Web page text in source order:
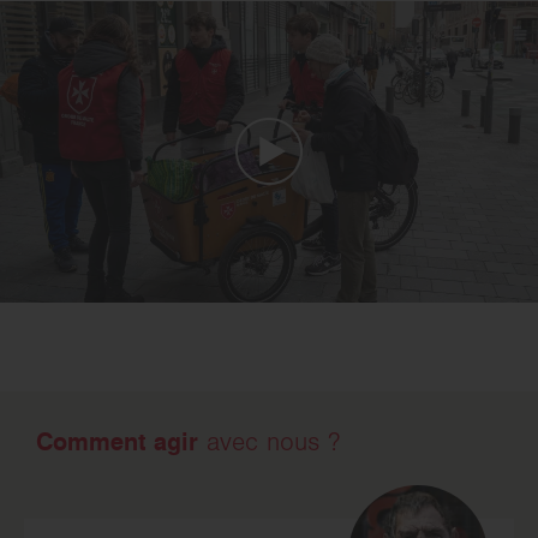
Comment agir avec nous ?